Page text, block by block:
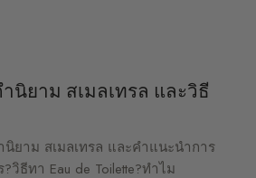
นิยาม สเมลเทรล และวิธี
นิยาม สเมลเทรล และคำแนะนำการ
วิธีทา Eau de Toilette?ทำไม